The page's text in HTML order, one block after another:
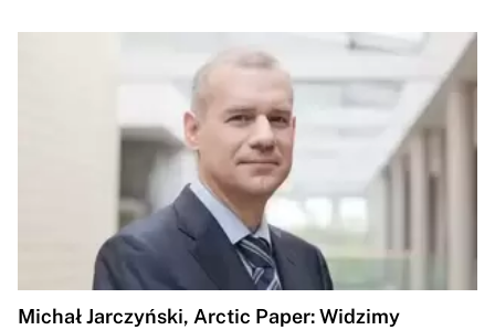
Michał Jarczyński, Arctic Paper: Widzimy